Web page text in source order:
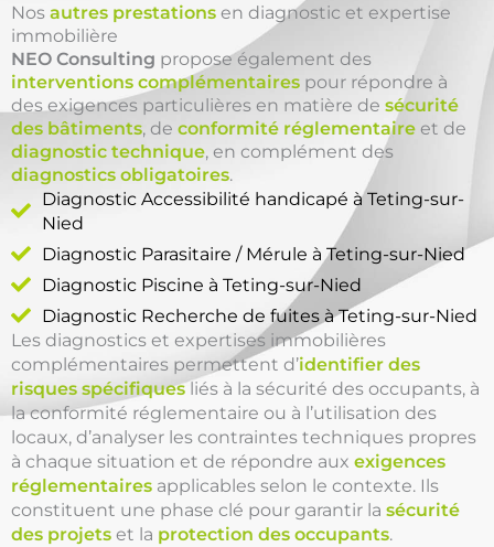
Nos autres prestations en diagnostic et expertise
immobilière
NEO Consulting propose également des
interventions complémentaires pour répondre à
des exigences particulières en matière de sécurité
des bâtiments, de conformité réglementaire et de
diagnostic technique, en complément des
diagnostics obligatoires.
Diagnostic Accessibilité handicapé à Teting-sur-
Nied
Diagnostic Parasitaire / Mérule à Teting-sur-Nied
Diagnostic Piscine à Teting-sur-Nied
Diagnostic Recherche de fuites à Teting-sur-Nied
Les diagnostics et expertises immobilières
complémentaires permettent d’identifier des
risques spécifiquesliés à la sécurité des occupants, à
la conformité réglementaire ou à l’utilisation des
locaux, d’analyser les contraintes techniques propres
à chaque situation et de répondre aux exigences
réglementaires applicables selon le contexte. Ils
constituent une phase clé pour garantir la sécurité
des projets et la protection des occupants.